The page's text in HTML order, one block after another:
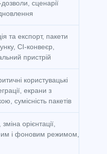
сценарії
та експорт, пакети
CI-конвеєр,
пристрій
користувацькі
екрани з
сумісність пакетів
орієнтації,
і фоновим режимом,